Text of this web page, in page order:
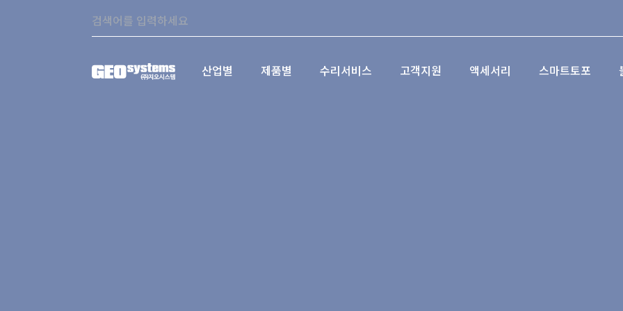
Search:
산업별 제품별 수리서비스 고객지원 액세서리 스마트토포